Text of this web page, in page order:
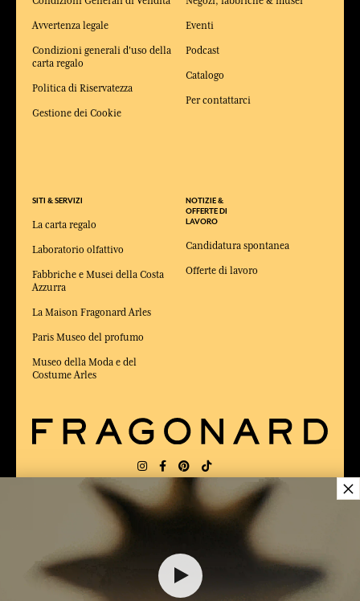
Avvertenza legale
Condizioni generali d'uso della
carta regalo
Politica di Riservatezza
Gestione dei Cookie
SITI & SERVIZI
La carta regalo
Laboratorio olfattivo
Fabbriche e Musei della Costa
Azzurra
La Maison Fragonard Arles
Paris Museo del profumo
Museo della Moda e del
Costume Arles
Eventi
Podcast
Catalogo
Per contattarci
NOTIZIE &
OFFERTE DI
LAVORO
Candidatura spontanea
Offerte di lavoro
FR LINGUA: IT
×